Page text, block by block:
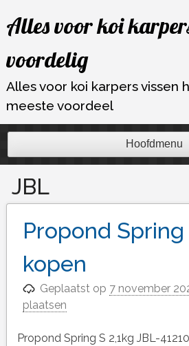
naar
inhoud
Alles voor koi
voordelig
Alles voor koi karpers vissen
meeste voordeel
Hoofdmenu
JBL
Propond Spring
kopen
Geplaatst op 7 november
plaatsen
Propond Spring S 2,1kg JBL-